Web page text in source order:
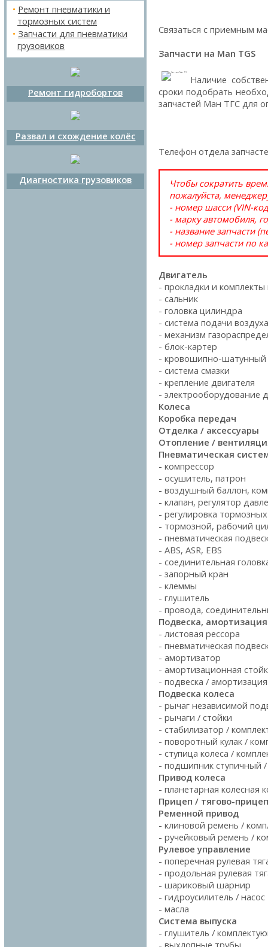
• Ремонт пневматики и
тормозных систем
• Запчасти для пневматики
грузовиков
Ремонт гидробортов
Развал и схождение колёс
Диагностика грузовиков
Связаться с приемным
Запчасти на Man TGS
Наличие
сроки подобрать
запчастей Ман ТГС для
Телефон отдела
Чтобы сократить
пожалуйста,
- номер шасси (VIN-
- марку автомобиля,
- название запчасти
- номер запчасти по
Двигатель
- прокладки и комплекты
- сальник
- головка цилиндра
- система подачи воздуха
- механизм
- блок-картер
- кровошипно-шатунный
- система смазки
- крепление двигателя
- электрооборудование
Колеса
Коробка передач
Отделка / аксессуары
Отопление /
Пневматическая
- компрессор
- осушитель, патрон
- воздушный баллон,
- клапан, регулятор
- регулировка
- тормозной, рабочий
- пневматическая
- ABS, ASR, EBS
- соединительная
- запорный кран
- клеммы
- глушитель
- провода,
Подвеска, амортизация
- листовая рессора
- пневматическая
- амортизатор
- амортизационная
- подвеска /
Подвеска колеса
- рычаг независимой
- рычаги / стойки
- стабилизатор /
- поворотный кулак /
- ступица колеса /
- подшипник ступичный
Привод колеса
- планетарная колесная
Прицеп / тягово-
Ременной привод
- клиновой ремень /
- ручейковый ремень /
Рулевое управление
- поперечная рулевая
- продольная рулевая
- шариковый шарнир
- гидроусилитель / насос
- масла
Система выпуска
- глушитель /
- выхлопные трубы